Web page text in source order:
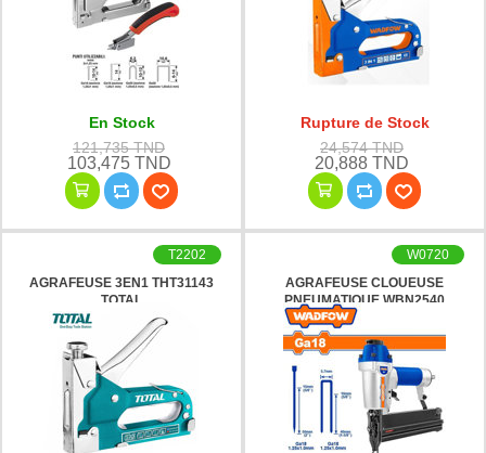
En Stock
121,735 TND
103,475 TND
Rupture de Stock
24,574 TND
20,888 TND
AGRAFEUSE 3EN1 THT31143
TOTAL
T2202
AGRAFEUSE CLOUEUSE
PNEUMATIQUE WBN2540
WADFOW
W0720